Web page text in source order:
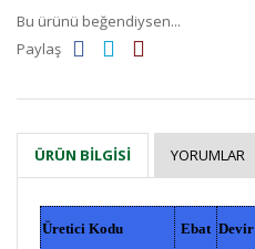
Bu ürünü beğendiysen...
Paylaş
ÜRÜN BILGISI YORUMLAR
Üretici Kodu Ebat Devir